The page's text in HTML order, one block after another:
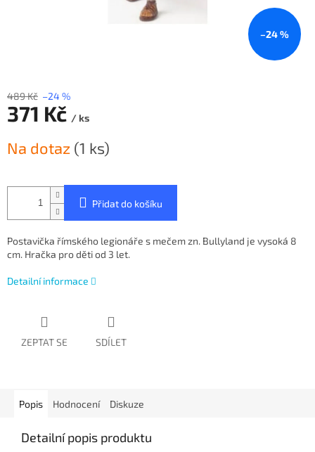
–24 %
489 Kč –24 %
371 Kč / ks
cena:
Na dotaz (1 ks)
Přidat do košíku
Postavička římského legionáře s mečem zn. Bullyland je vysoká 8
cm. Hračka pro děti od 3 let.
Detailní informace
ZEPTAT SE SDÍLET
Popis Hodnocení Diskuze
Detailní popis produktu